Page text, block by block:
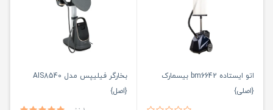
اتو ایستاده bm6642 بیسمارک
{اصلی}
بخارگر فیلیپس مدل AIS8540
{اصل}